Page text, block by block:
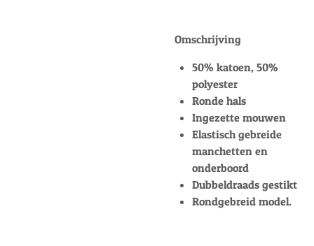
Omschrijving
50% katoen, 50%
polyester
Ronde hals
Ingezette mouwen
Elastisch gebreide
manchetten en
onderboord
Dubbeldraads gestikt
Rondgebreid model.